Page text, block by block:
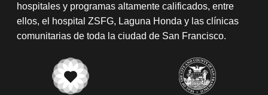
hospitales y programas altamente calificados, entre
ellos, el hospital ZSFG, Laguna Honda y las clínicas
comunitarias de toda la ciudad de San Francisco.